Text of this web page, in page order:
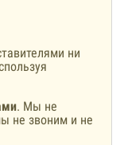
ни
. Мы не
не звоним и не